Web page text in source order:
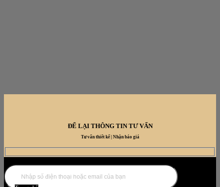
ĐỂ LẠI THÔNG TIN TƯ VẤN
Tư vấn thiết kế | Nhận báo giá
DANH MỤC NỘI THẤT